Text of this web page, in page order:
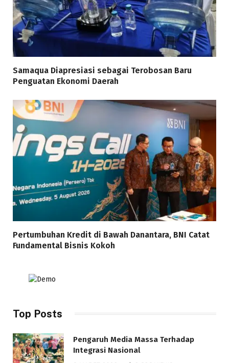
Samaqua Diapresiasi sebagai Terobosan Baru
Penguatan Ekonomi Daerah
Pertumbuhan Kredit di Bawah Danantara, BNI Catat
Fundamental Bisnis Kokoh
Top Posts
Pengaruh Media Massa Terhadap
Integrasi Nasional